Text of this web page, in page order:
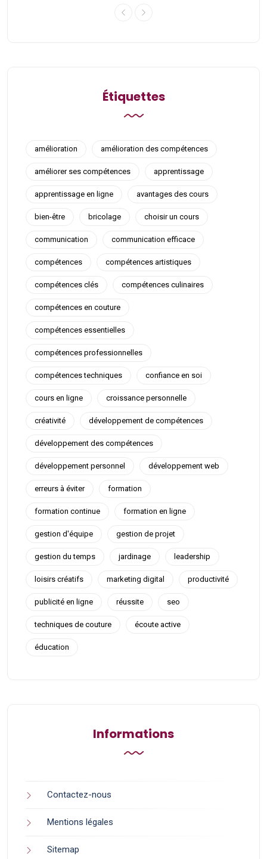
Étiquettes
amélioration amélioration des compétences
améliorer ses compétences apprentissage
apprentissage en ligne avantages des cours
bien-être bricolage choisir un cours
communication communication efficace
compétences compétences artistiques
compétences clés compétences culinaires
compétences en couture
compétences essentielles
compétences professionnelles
compétences techniques confiance en soi
cours en ligne croissance personnelle
créativité développement de compétences
développement des compétences
développement personnel développement web
erreurs à éviter formation
formation continue formation en ligne
gestion d'équipe gestion de projet
gestion du temps jardinage leadership
loisirs créatifs marketing digital productivité
publicité en ligne réussite seo
techniques de couture écoute active
éducation
Informations
Contactez-nous
Mentions légales
Sitemap